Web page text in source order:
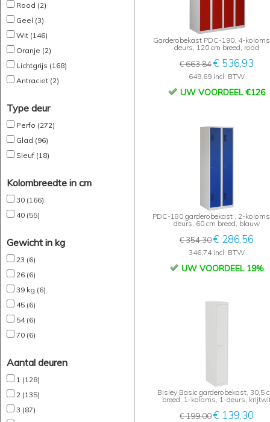
Rood (2)
Geel (3)
Wit (146)
Oranje (2)
Lichtgrijs (168)
Antraciet (2)
Type deur
Perfo (272)
Glad (96)
Sleuf (18)
Kolombreedte in cm
30 (166)
40 (55)
Gewicht in kg
23 (6)
26 (6)
39 kg (6)
45 (6)
54 (6)
70 (6)
Aantal deuren
1 (128)
2 (135)
3 (87)
Garderobekast PDC-190, 4-
deurs, 120 cm breed, rood
€ 663,84€ 536,93
649,69 incl. BTW
UW VOORDEEL €126
PDC-180 garderobekast , 2-
deurs, 60 cm breed, blauw
€ 354,30€ 286,56
346,74 incl. BTW
UW VOORDEEL 19%
Bisley Basic garderobekast, 30,5
breed, 1-koloms, 1-deurs,
€ 199,00€ 139,30